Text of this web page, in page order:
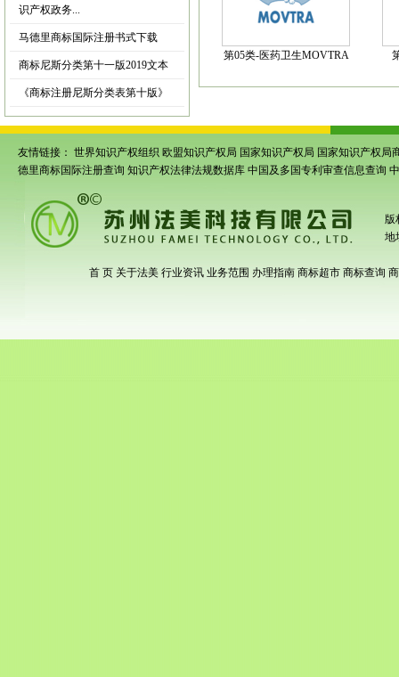
识产权政务...
马德里商标国际注册书式下载
商标尼斯分类第十一版2019文本
《商标注册尼斯分类表第十版》
第05类-医药卫生MOVTRA
友情链接： 世界知识产权组织 欧盟知识产权局 国家知识产权局 国家知识产权局
德里商标国际注册查询 知识产权法律法规数据库 中国及多国专利审查信息查询
版
地
首 页 关于法美 行业资讯 业务范围 办理指南 商标超市 商标查询